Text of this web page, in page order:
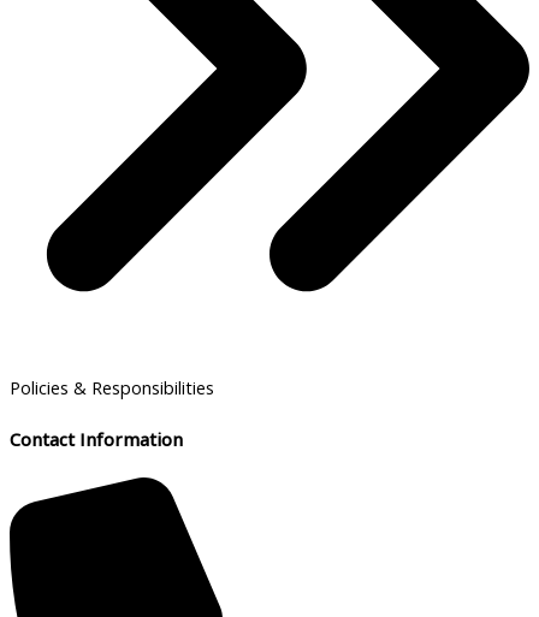
Policies & Responsibilities
Contact Information